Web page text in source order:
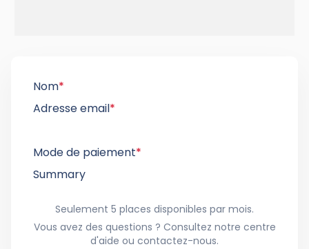
Nom*
Adresse email*
Mode de paiement*
Summary
Seulement 5 places disponibles par mois.
Vous avez des questions ? Consultez notre centre
d'aide ou contactez-nous.